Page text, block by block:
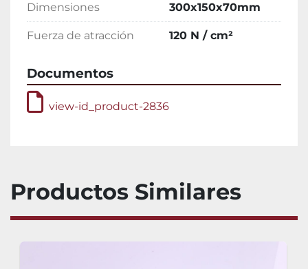
Dimensiones 300x150x70mm
Fuerza de atracción 120 N / cm²
Documentos
view-id_product-2836
Productos Similares